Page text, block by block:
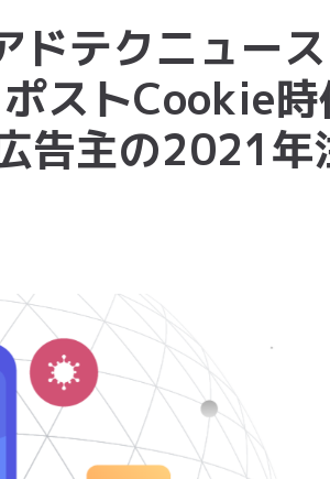
ドテクニュー
ストCookie時
告主の2021年